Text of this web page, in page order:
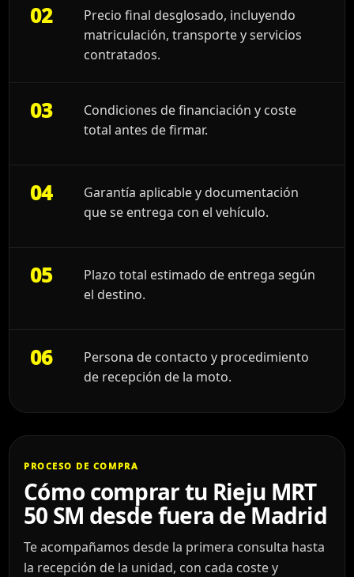
02
Precio final desglosado, incluyendo
matriculación, transporte y servicios
contratados.
03
Condiciones de financiación y coste
total antes de firmar.
04
Garantía aplicable y documentación
que se entrega con el vehículo.
05
Plazo total estimado de entrega según
el destino.
06
Persona de contacto y procedimiento
de recepción de la moto.
PROCESO DE COMPRA
Cómo comprar tu Rieju MRT
50 SM desde fuera de Madrid
Te acompañamos desde la primera consulta hasta
la recepción de la unidad, con cada coste y